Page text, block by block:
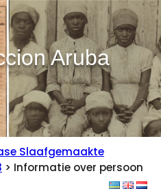
Aruba
Slaafgemaakte
> Informatie over persoon